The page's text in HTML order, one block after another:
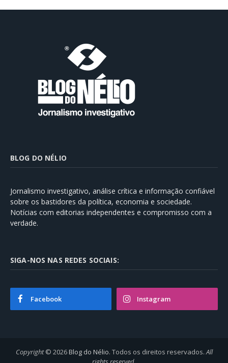
BLOG DO NÉLIO
Jornalismo investigativo, análise crítica e informação confiável
sobre os bastidores da política, economia e sociedade.
Notícias com editorias independentes e compromisso com a
verdade.
SIGA-NOS NAS REDES SOCIAIS:
Facebook Instagram
Copyright© 2026Blog do Nélio. Todos os direitos reservados. All